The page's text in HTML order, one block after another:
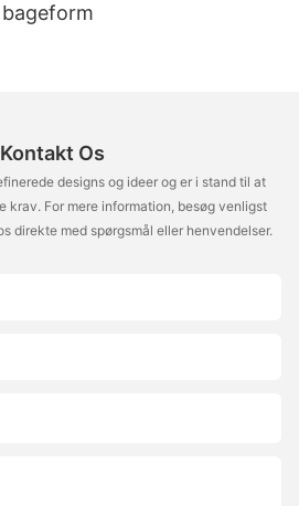
Kontakt Os
designs og ideer og er i stand til at
krav. For mere information, besøg venligst
direkte med spørgsmål eller henvendelser.